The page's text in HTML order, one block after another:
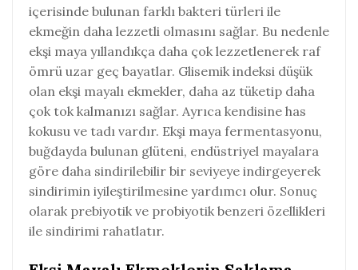
içerisinde bulunan farklı bakteri türleri ile
ekmeğin daha lezzetli olmasını sağlar. Bu nedenle
ekşi maya yıllandıkça daha çok lezzetlenerek raf
ömrü uzar geç bayatlar. Glisemik indeksi düşük
olan ekşi mayalı ekmekler, daha az tüketip daha
çok tok kalmanızı sağlar. Ayrıca kendisine has
kokusu ve tadı vardır. Ekşi maya fermentasyonu,
buğdayda bulunan glüteni, endüstriyel mayalara
göre daha sindirilebilir bir seviyeye indirgeyerek
sindirimin iyileştirilmesine yardımcı olur. Sonuç
olarak prebiyotik ve probiyotik benzeri özellikleri
ile sindirimi rahatlatır.